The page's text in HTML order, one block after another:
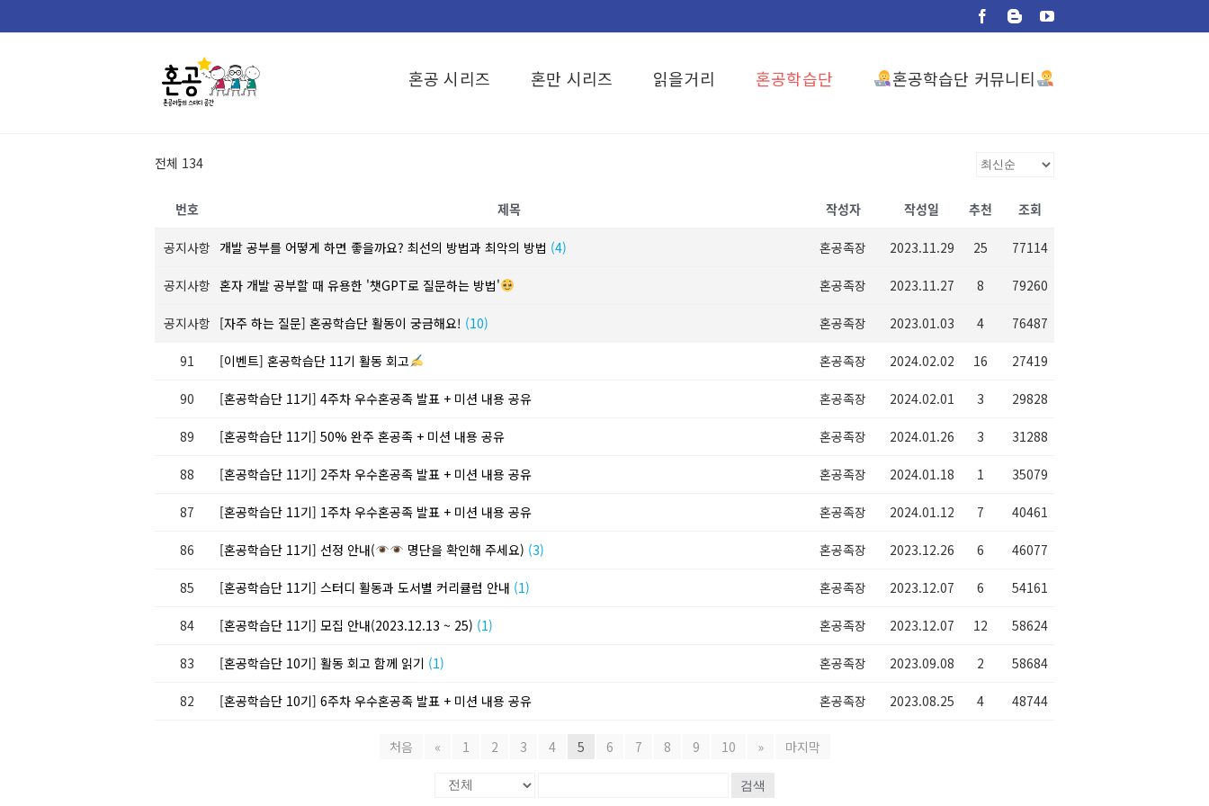
to
Facebook
BloggerYouTube
혼공 시리즈 혼만 시리즈 읽을거리 혼공학습단 혼공학습단 커뮤니티
전체 134
번호 제목 작성자 작성일 추천 조회
공지사항 개발 공부를 어떻게 하면 좋을까요? 최선의 방법과 최악의 방법 (4) 혼공족장 2023.11.29 25 77114
공지사항 혼자 개발 공부할 때 유용한 '챗GPT로 질문하는 방법' 혼공족장 2023.11.27 8 79260
공지사항 [자주 하는 질문] 혼공학습단 활동이 궁금해요! (10) 혼공족장 2023.01.03 4 76487
91 [이벤트] 혼공학습단 11기 활동 회고 혼공족장 2024.02.02 16 27419
90 [혼공학습단 11기] 4주차 우수혼공족 발표 + 미션 내용 공유 혼공족장 2024.02.01 3 29828
89 [혼공학습단 11기] 50% 완주 혼공족 + 미션 내용 공유 혼공족장 2024.01.26 3 31288
88 [혼공학습단 11기] 2주차 우수혼공족 발표 + 미션 내용 공유 혼공족장 2024.01.18 1 35079
87 [혼공학습단 11기] 1주차 우수혼공족 발표 + 미션 내용 공유 혼공족장 2024.01.12 7 40461
86 [혼공학습단 11기] 선정 안내( 명단을 확인해 주세요) (3) 혼공족장 2023.12.26 6 46077
85 [혼공학습단 11기] 스터디 활동과 도서별 커리큘럼 안내 (1) 혼공족장 2023.12.07 6 54161
84 [혼공학습단 11기] 모집 안내(2023.12.13 ~ 25) (1) 혼공족장 2023.12.07 12 58624
83 [혼공학습단 10기] 활동 회고 함께 읽기 (1) 혼공족장 2023.09.08 2 58684
82 [혼공학습단 10기] 6주차 우수혼공족 발표 + 미션 내용 공유 혼공족장 2023.08.25 4 48744
처음 « 1 2 3 4 5 6 7 8 9 10 » 마지막
검색